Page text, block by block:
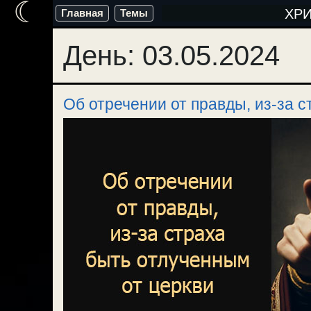
Перейти
содержимому
Главная Темы
День: 03.05.2024
Об отречении от правды, из-за
☾